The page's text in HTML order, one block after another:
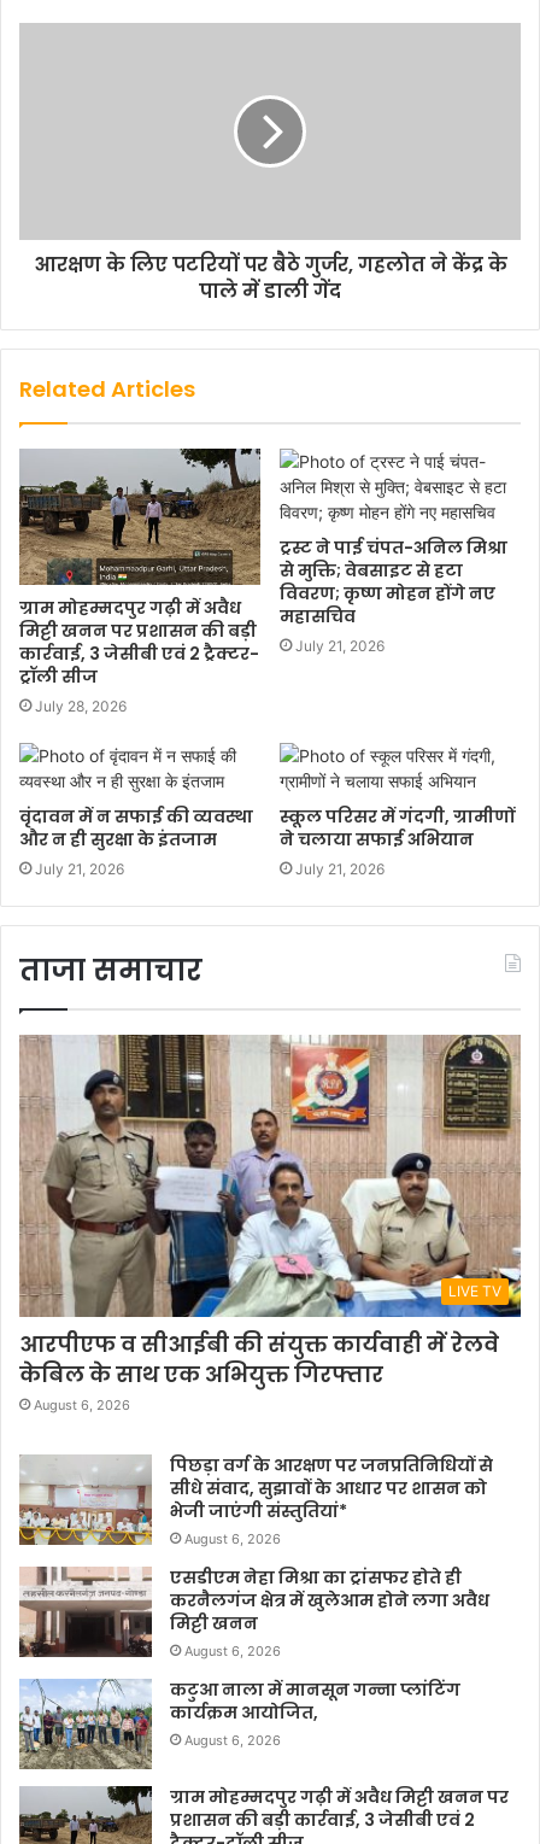
आरक्षण के लिए पटरियों पर बैठे गुर्जर, गहलोत ने केंद्र के
पाले में डाली गेंद
Related Articles
ग्राम मोहम्मदपुर गढ़ी में अवैध
मिट्टी खनन पर प्रशासन की बड़ी
कार्रवाई, 3 जेसीबी एवं 2 ट्रैक्टर-
ट्रॉली सीज
July 28, 2026
ट्रस्ट ने पाई चंपत-अनिल मिश्रा
से मुक्ति; वेबसाइट से हटा
विवरण; कृष्ण मोहन होंगे नए
महासचिव
July 21, 2026
वृंदावन में न सफाई की व्यवस्था
और न ही सुरक्षा के इंतजाम
July 21, 2026
स्कूल परिसर में गंदगी, ग्रामीणों
ने चलाया सफाई अभियान
July 21, 2026
ताजा समाचार
LIVE TV
आरपीएफ व सीआईबी की संयुक्त कार्यवाही में रेलवे
केबिल के साथ एक अभियुक्त गिरफ्तार
August 6, 2026
पिछड़ा वर्ग के आरक्षण पर जनप्रतिनिधियों से
सीधे संवाद, सुझावों के आधार पर शासन को
भेजी जाएंगी संस्तुतियां*
August 6, 2026
एसडीएम नेहा मिश्रा का ट्रांसफर होते ही
करनैलगंज क्षेत्र में खुलेआम होने लगा अवैध
मिट्टी खनन
August 6, 2026
कटुआ नाला में मानसून गन्ना प्लांटिंग
कार्यक्रम आयोजित,
August 6, 2026
ग्राम मोहम्मदपुर गढ़ी में अवैध मिट्टी खनन पर
प्रशासन की बड़ी कार्रवाई, 3 जेसीबी एवं 2